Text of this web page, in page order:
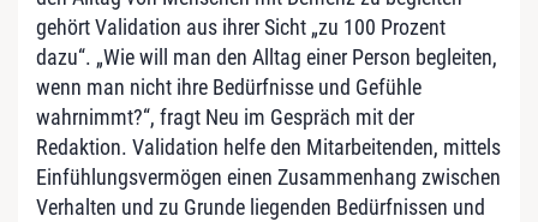
gehört Validation aus ihrer Sicht „zu 100 Prozent
dazu“. „Wie will man den Alltag einer Person begleiten,
wenn man nicht ihre Bedürfnisse und Gefühle
wahrnimmt?“, fragt Neu im Gespräch mit der
Redaktion. Validation helfe den Mitarbeitenden, mittels
Einfühlungsvermögen einen Zusammenhang zwischen
Verhalten und zu Grunde liegenden Bedürfnissen und